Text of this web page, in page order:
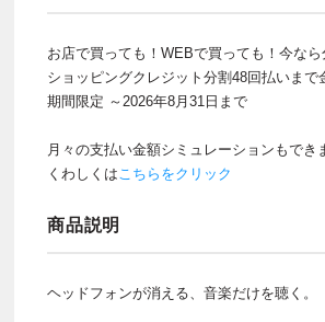
お店で買っても！WEBで買っても！今なら
ショッピングクレジット分割48回払いまで
期間限定 ～2026年8月31日まで
月々の支払い金額シミュレーションもでき
くわしくはこちらをクリック
商品説明
ヘッドフォンが消える、音楽だけを聴く。